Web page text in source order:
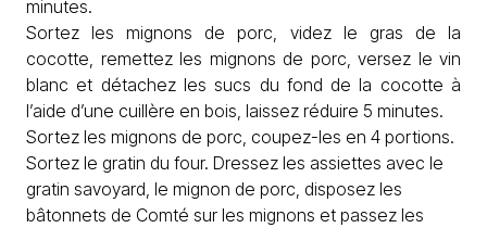
minutes.
Sortez les mignons de porc, videz le gras de la
cocotte, remettez les mignons de porc, versez le vin
blanc et détachez les sucs du fond de la cocotte à
l’aide d’une cuillère en bois, laissez réduire 5 minutes.
Sortez les mignons de porc, coupez-les en 4 portions.
Sortez le gratin du four. Dressez les assiettes avec le
gratin savoyard, le mignon de porc, disposez les
bâtonnets de Comté sur les mignons et passez les